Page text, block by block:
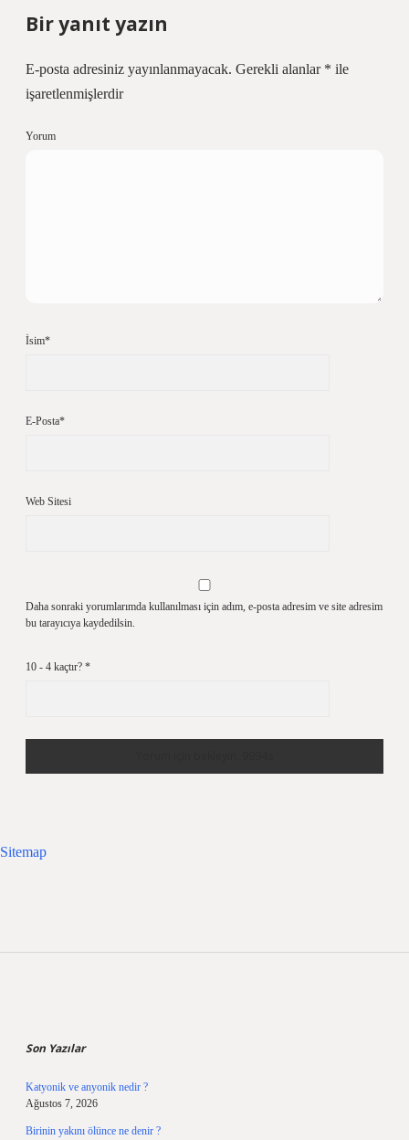
Bir yanıt yazın
E-posta adresiniz yayınlanmayacak. Gerekli alanlar * ile
işaretlenmişlerdir
Yorum
İsim*
E-Posta*
Web Sitesi
Daha sonraki yorumlarımda kullanılması için adım, e-posta adresim ve site adresim
bu tarayıcıya kaydedilsin.
10 - 4 kaçtır? *
Sitemap
Son Yazılar
Katyonik ve anyonik nedir ?
Ağustos 7, 2026
Birinin yakını ölünce ne denir ?